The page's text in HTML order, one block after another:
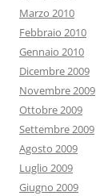
Marzo 2010
Febbraio 2010
Gennaio 2010
Dicembre 2009
Novembre 2009
Ottobre 2009
Settembre 2009
Agosto 2009
Luglio 2009
Giugno 2009